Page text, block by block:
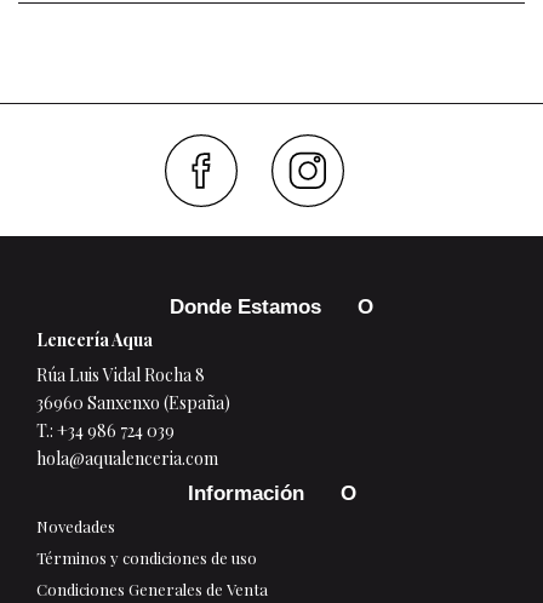
Donde Estamos
Lencería Aqua
Rúa Luis Vidal Rocha 8
36960 Sanxenxo (España)
T.: +34 986 724 039
hola@aqualenceria.com
Información
Novedades
Términos y condiciones de uso
Condiciones Generales de Venta